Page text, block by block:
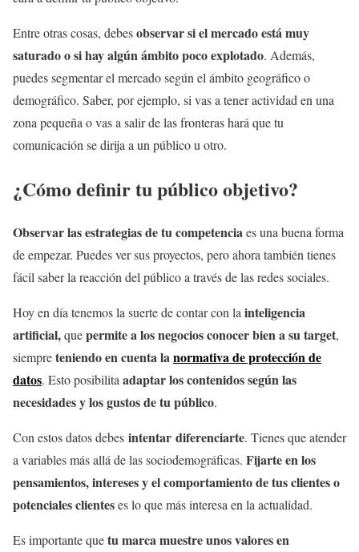
Entre otras cosas, debesobservar si el mercado está muy
saturado o si hay algún ámbito poco explotado. Además,
puedes segmentar el mercado según el ámbito geográfico o
demográfico. Saber, por ejemplo, si vas a tener actividad en una
zona pequeña o vas a salir de las fronteras hará que tu
comunicación se dirija a un público u otro.
¿Cómo definir tu público objetivo?
Observar las estrategias de tu competenciaes una buena forma
de empezar. Puedes ver sus proyectos, pero ahora también tienes
fácil saber la reacción del público a través de las redes sociales.
Hoy en día tenemos la suerte de contar con lainteligencia
artificial,quepermite a los negocios conocer bien a su target,
siempreteniendo en cuenta lanormativa de protección de
datos. Esto posibilitaadaptar los contenidos según las
necesidades y los gustos de tu público.
Con estos datos debes intentar diferenciarte. Tienes que atender
a variables más allá de las sociodemográficas. Fijarte en los
pensamientos, intereses y el comportamiento de tus clientes o
potenciales clienteses lo que más interesa en la actualidad.
Es importante quetu marca muestre unos valores en